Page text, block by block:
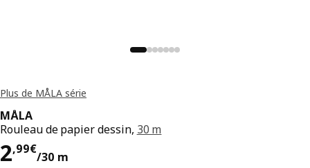
Plus de MÅLA série
MÅLA
Rouleau de papier dessin, 30 m
2,99€
/30 m
Prix 2,99€/30 m